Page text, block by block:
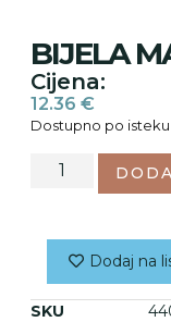
BIJELA
Cijena:
12.36 €
Dostupno po isteku
Dodaj na
SKU